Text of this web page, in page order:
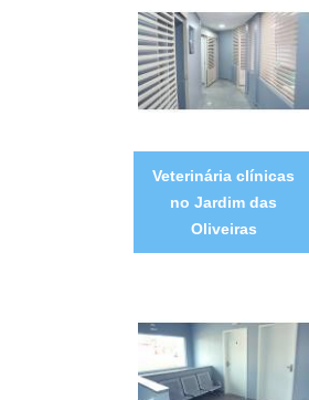
Veterinária clínicas
no Jardim das
Oliveiras